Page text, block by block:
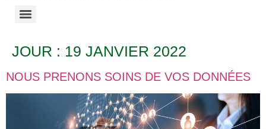
JOUR : 19 JANVIER 2022
NOUS PRENONS SOINS DE VOS DONNÉES